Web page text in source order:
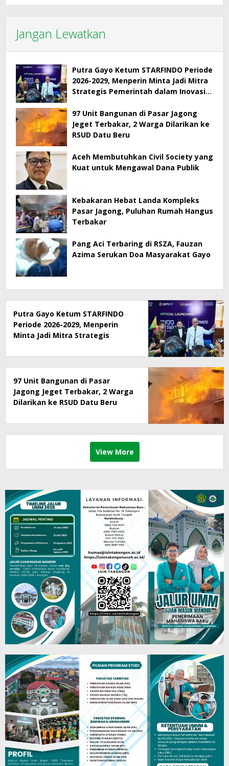
Jangan Lewatkan
Putra Gayo Ketum STARFINDO Periode
2026-2029, Menperin Minta Jadi Mitra
Strategis Pemerintah dalam Inovasi
97 Unit Bangunan di Pasar Jagong
Jeget Terbakar, 2 Warga Dilarikan ke
RSUD Datu Beru
Aceh Membutuhkan Civil Society yang
Kuat untuk Mengawal Dana Publik
Kebakaran Hebat Landa Kompleks
Pasar Jagong, Puluhan Rumah Hangus
Terbakar
Pang Aci Terbaring di RSZA, Fauzan
Azima Serukan Doa Masyarakat Gayo
Putra Gayo Ketum STARFINDO
Periode 2026-2029, Menperin
Minta Jadi Mitra Strategis
Digital
97 Unit Bangunan di Pasar
Jagong Jeget Terbakar, 2 Warga
Dilarikan ke RSUD Datu Beru
View More